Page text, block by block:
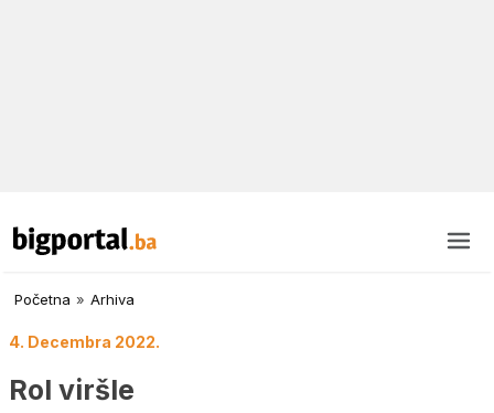
Početna » Arhiva
4. Decembra 2022.
Rol viršle